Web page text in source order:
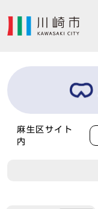
麻生区サイト
内